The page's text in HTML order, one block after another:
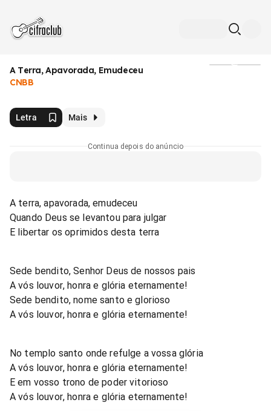
A Terra, Apavorada, Emudeceu
CNBB
Letra Mais
Continua depois do anúncio
A terra, apavorada, emudeceu
Quando Deus se levantou para julgar
E libertar os oprimidos desta terra
Sede bendito, Senhor Deus de nossos pais
A vós louvor, honra e glória eternamente!
Sede bendito, nome santo e glorioso
A vós louvor, honra e glória eternamente!
No templo santo onde refulge a vossa glória
A vós louvor, honra e glória eternamente!
E em vosso trono de poder vitorioso
A vós louvor, honra e glória eternamente!